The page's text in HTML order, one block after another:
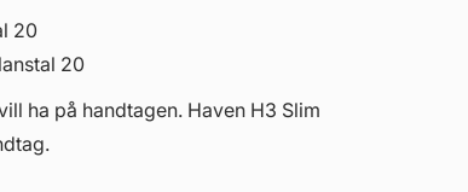
20
20
ha på handtagen. Haven H3 Slim